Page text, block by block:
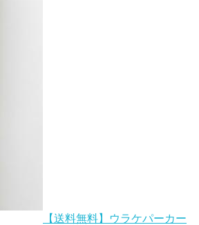
【送料無料】ウラケパーカー